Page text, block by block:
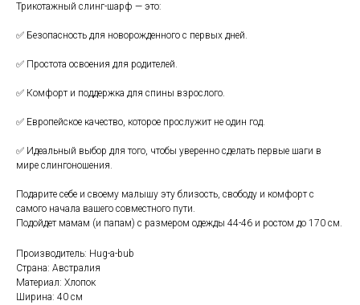
Трикотажный слинг-шарф — это:
✅ Безопасность для новорожденного с первых дней.
✅ Простота освоения для родителей.
✅ Комфорт и поддержка для спины взрослого.
✅ Европейское качество, которое прослужит не один год.
✅ Идеальный выбор для того, чтобы уверенно сделать первые шаги в
мире слингоношения.
Подарите себе и своему малышу эту близость, свободу и комфорт с
самого начала вашего совместного пути.
Подойдет мамам (и папам) с размером одежды 44-46 и ростом до 170 см.
Производитель: Hug-a-bub
Страна: Австралия
Материал: Хлопок
Ширина: 40 см